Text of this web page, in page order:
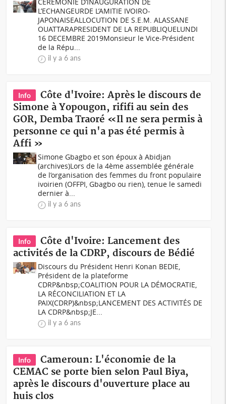
L’ECHANGEURDE L’AMITIE IVOIRO-
JAPONAISEALLOCUTION DE S.E.M. ALASSANE
OUATTARAPRESIDENT DE LA REPUBLIQUELUNDI
16 DECEMBRE 2019Monsieur le Vice-Président
de la Répu...
il y a 6 ans
Info
Côte d'Ivoire: Après le discours de
Simone à Yopougon, rififi au sein des
GOR, Demba Traoré «Il ne sera permis à
personne ce qui n'a pas été permis à
Affi »
Simone Gbagbo et son époux à Abidjan
(archives)Lors de la 4ème assemblée générale
de l’organisation des femmes du front populaire
ivoirien (OFFPI, Gbagbo ou rien), tenue le samedi
dernier à...
il y a 6 ans
Info
Côte d'Ivoire: Lancement des
activités de la CDRP, discours de Bédié
Discours du Président Henri Konan BEDIE,
Président de la plateforme
CDRP&nbsp;COALITION POUR LA DÉMOCRATIE,
LA RÉCONCILIATION ET LA
PAIX(CDRP)&nbsp;LANCEMENT DES ACTIVITÉS DE
LA CDRP&nbsp;JE...
il y a 6 ans
Info
Cameroun: L'économie de la
CEMAC se porte bien selon Paul Biya,
après le discours d'ouverture place au
huis clos